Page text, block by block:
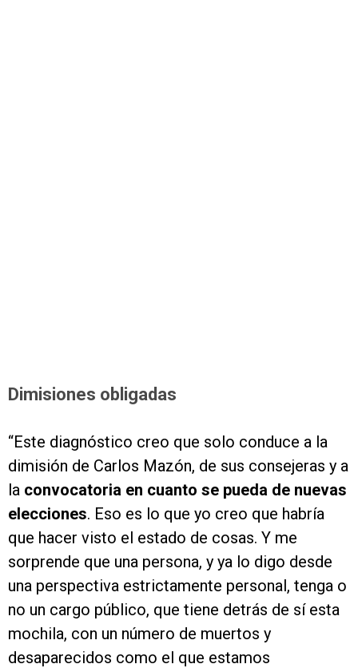
Dimisiones obligadas
“Este diagnóstico creo que solo conduce a la
dimisión de Carlos Mazón, de sus consejeras y a
la convocatoria en cuanto se pueda de nuevas
elecciones. Eso es lo que yo creo que habría
que hacer visto el estado de cosas. Y me
sorprende que una persona, y ya lo digo desde
una perspectiva estrictamente personal, tenga o
no un cargo público, que tiene detrás de sí esta
mochila, con un número de muertos y
desaparecidos como el que estamos